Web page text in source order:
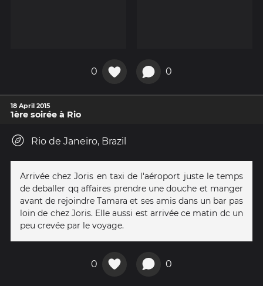
0 0
18 April 2015
1ère soirée à Rio
Rio de Janeiro, Brazil
Arrivée chez Joris en taxi de l'aéroport juste le temps
de deballer qq affaires prendre une douche et manger
avant de rejoindre Tamara et ses amis dans un bar pas
loin de chez Joris. Elle aussi est arrivée ce matin dc un
peu crevée par le voyage.
0 0